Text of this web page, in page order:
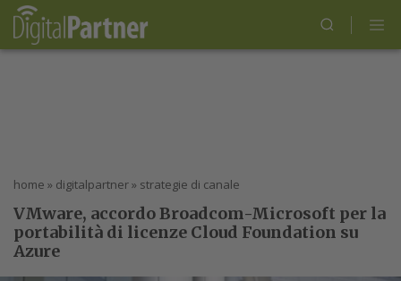
home » digitalpartner» strategie di canale
VMware, accordo Broadcom-Microsoft per la
portabilità di licenze Cloud Foundation su
Azure